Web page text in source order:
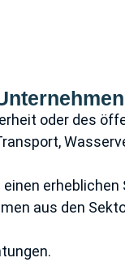
oder des
erheblichen
aus den